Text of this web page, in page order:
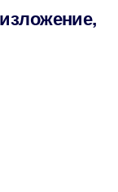
изложение,